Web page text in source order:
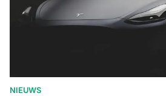
NIEUWS